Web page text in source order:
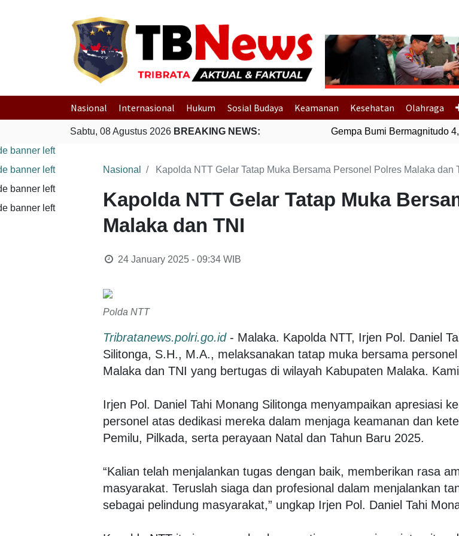
Previous
Nasional Internasional Hukum Sosial Budaya Keamanan Kesehatan Olahraga
Sabtu, 08 Agustus 2026 BREAKING NEWS: Gempa Bumi Bermagnitudo
Nasional Kapolda NTT Gelar Tatap Muka Bersama Personel Polres Malaka dan
Kapolda NTT Gelar Tatap Muka
Malaka dan TNI
24 January 2025 - 09:34WIB
Polda NTT
Tribratanews.polri.go.id- Malaka. Kapolda NTT, Irjen Pol. Daniel
Silitonga, S.H., M.A., melaksanakan tatap muka bersama
Malaka dan TNI yang bertugas di wilayah Kabupaten Malaka.
Irjen Pol. Daniel Tahi Monang Silitonga menyampaikan apresiasi
personel atas dedikasi mereka dalam menjaga keamanan dan
Pemilu, Pilkada, serta perayaan Natal dan Tahun Baru 2025.
“Kalian telah menjalankan tugas dengan baik, memberikan rasa
masyarakat. Teruslah siaga dan profesional dalam menjalankan
sebagai pelindung masyarakat,” ungkap Irjen Pol. Daniel Tahi